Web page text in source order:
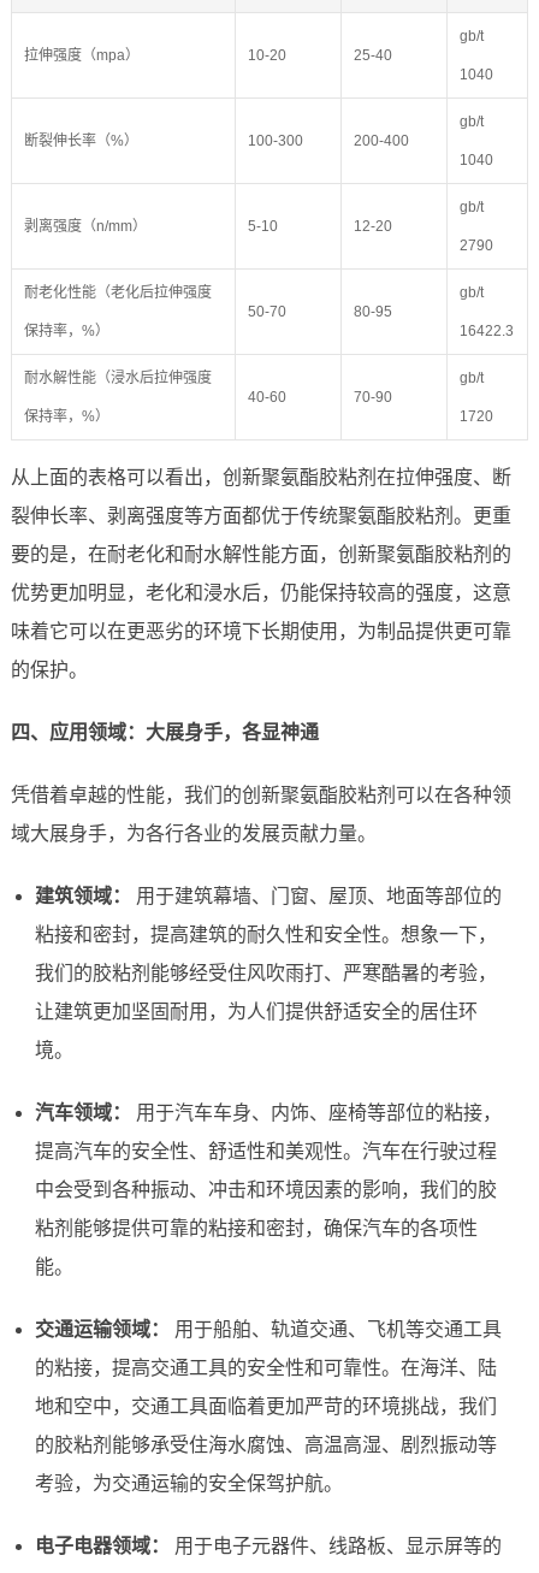
拉伸强度（mpa） 10-20 25-40
gb/t
1040
断裂伸长率（%） 100-300 200-400
gb/t
1040
剥离强度（n/mm） 5-10 12-20
gb/t
2790
耐老化性能（老化后拉伸强度
保持率，%）
50-70 80-95
gb/t
16422.3
耐水解性能（浸水后拉伸强度
保持率，%）
40-60 70-90
gb/t
1720
从上面的表格可以看出，创新聚氨酯胶粘剂在拉伸强度、断
裂伸长率、剥离强度等方面都优于传统聚氨酯胶粘剂。更重
要的是，在耐老化和耐水解性能方面，创新聚氨酯胶粘剂的
优势更加明显，老化和浸水后，仍能保持较高的强度，这意
味着它可以在更恶劣的环境下长期使用，为制品提供更可靠
的保护。
四、应用领域：大展身手，各显神通
凭借着卓越的性能，我们的创新聚氨酯胶粘剂可以在各种领
域大展身手，为各行各业的发展贡献力量。
建筑领域：
用于建筑幕墙、门窗、屋顶、地面等部位的
粘接和密封，提高建筑的耐久性和安全性。想象一下，
我们的胶粘剂能够经受住风吹雨打、严寒酷暑的考验，
让建筑更加坚固耐用，为人们提供舒适安全的居住环
境。
汽车领域：
用于汽车车身、内饰、座椅等部位的粘接，
提高汽车的安全性、舒适性和美观性。汽车在行驶过程
中会受到各种振动、冲击和环境因素的影响，我们的胶
粘剂能够提供可靠的粘接和密封，确保汽车的各项性
能。
交通运输领域：
用于船舶、轨道交通、飞机等交通工具
的粘接，提高交通工具的安全性和可靠性。在海洋、陆
地和空中，交通工具面临着更加严苛的环境挑战，我们
的胶粘剂能够承受住海水腐蚀、高温高湿、剧烈振动等
考验，为交通运输的安全保驾护航。
电子电器领域：
用于电子元器件、线路板、显示屏等的